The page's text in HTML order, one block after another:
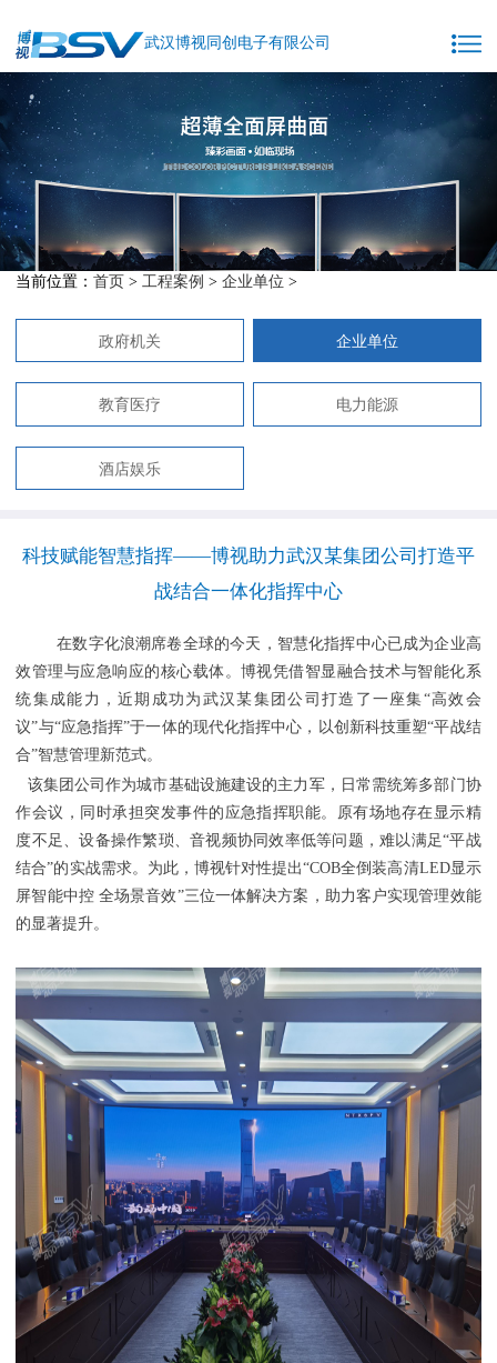
武汉博视同创电子有限公司
当前位置：首页 > 工程案例 >企业单位 >
政府机关 企业单位
教育医疗 电力能源
酒店娱乐
科技赋能智慧指挥——博视助力武汉某集团公司打造平
战结合一体化指挥中心
在数字化浪潮席卷全球的今天，智慧化指挥中心已成为企业高
效管理与应急响应的核心载体。博视凭借智显融合技术与智能化系
统集成能力，近期成功为武汉某集团公司打造了一座集“高效会
议”与“应急指挥”于一体的现代化指挥中心，以创新科技重塑“平战结
合”智慧管理新范式。
该集团公司作为城市基础设施建设的主力军，日常需统筹多部门协
作会议，同时承担突发事件的应急指挥职能。原有场地存在显示精
度不足、设备操作繁琐、音视频协同效率低等问题，难以满足“平战
结合”的实战需求。为此，博视针对性提出“COB全倒装高清LED显示
屏智能中控 全场景音效”三位一体解决方案，助力客户实现管理效能
的显著提升。